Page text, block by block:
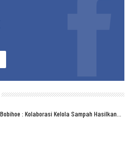
: Kolaborasi Kelola Sampah Hasilkan…